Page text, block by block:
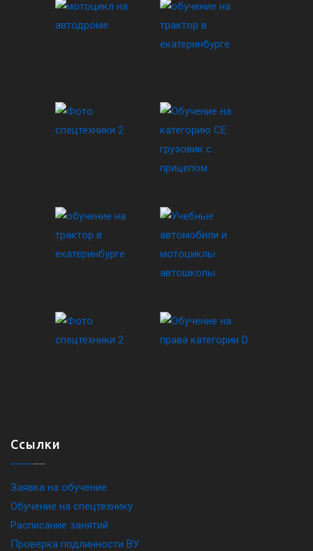
Ссылки
Заявка на обучение
Обучение на спецтехнику
Расписание занятий
Проверка подлинности ВУ